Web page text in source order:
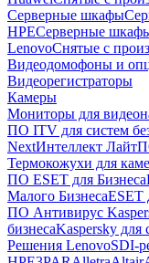
Серверные шкафы
HPEСерверные
LenovoСнятые с
Видеодомофоны и
Видеорегистраторы
Камеры
Мониторы для
ПО ITV для систем
NextИнтеллект Лайт
Термокожухи для
ПО ESET для Бизнеса
Малого БизнесаESET
ПО Антивирус
бизнесаKaspersky для
Решения LenovoSDI-